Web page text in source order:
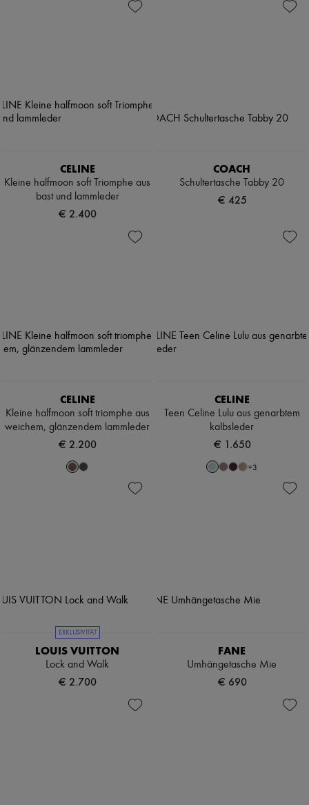
CELINE
Kleine halfmoon soft Triomphe aus
bast und lammleder
€ 2.400
COACH
Schultertasche Tabby 20
€ 425
CELINE
Kleine halfmoon soft triomphe aus
weichem, glänzendem lammleder
€ 2.200
CELINE
Teen Celine Lulu aus genarbtem
kalbsleder
€ 1.650
+3
EXKLUSIVITÄT
LOUIS VUITTON
Lock and Walk
€ 2.700
FANE
Umhängetasche Mie
€ 690